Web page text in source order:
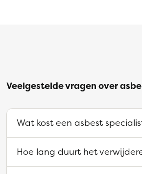
Veelgestelde vragen over
Wat kost een asbest
Hoe lang duurt het